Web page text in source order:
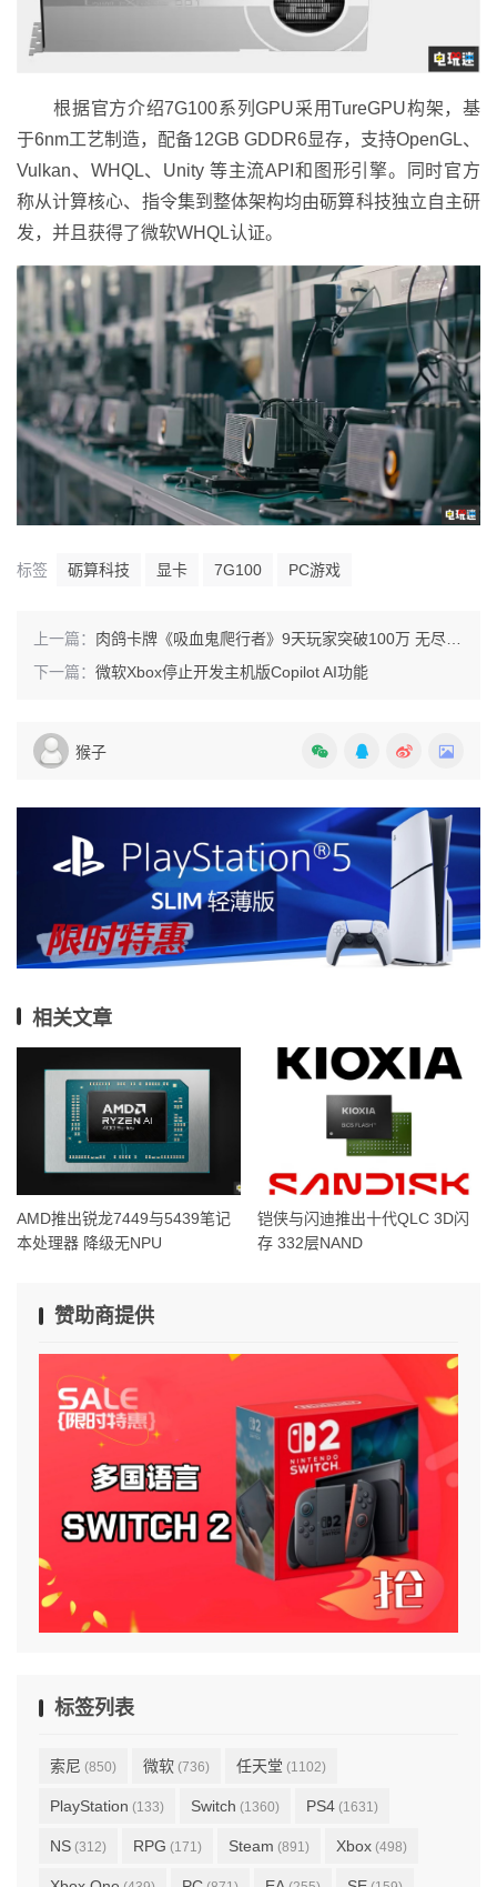
根据官方介绍7G100系列GPU采用TureGPU构架，基
于6nm工艺制造，配备12GB GDDR6显存，支持OpenGL、
Vulkan、WHQL、Unity 等主流API和图形引擎。同时官方
称从计算核心、指令集到整体架构均由砺算科技独立自主研
发，并且获得了微软WHQL认证。
标签 砺算科技 显卡 7G100 PC游戏
上一篇： 肉鸽卡牌《吸血鬼爬行者》9天玩家突破100万 无尽模式即将推出
下一篇： 微软Xbox停止开发主机版Copilot AI功能
猴子
相关文章
AMD推出锐龙7449与5439笔记
本处理器 降级无NPU
铠侠与闪迪推出十代QLC 3D闪
存 332层NAND
赞助商提供
标签列表
索尼 (850) 微软 (736) 任天堂 (1102)
PlayStation (133) Switch (1360) PS4 (1631)
NS (312) RPG (171) Steam (891) Xbox (498)